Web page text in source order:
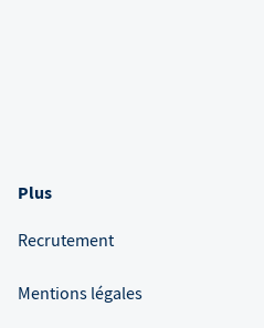
Plus
Recrutement
Mentions légales